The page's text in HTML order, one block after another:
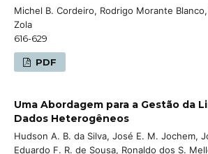
Michel B. Cordeiro, Rodrigo Morante
Zola
616-629
PDF
Uma Abordagem para a Gestão da
Dados Heterogêneos
Hudson A. B. da Silva, José E. M. Jochem,
Eduardo F. R. de Sousa, Ronaldo dos S.